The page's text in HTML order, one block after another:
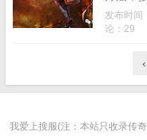
黑屏问
修复传
发布时间
论：29
我爱上搜服(注：本站只收录传